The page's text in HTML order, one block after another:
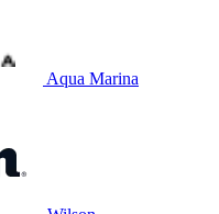
Aqua Marina